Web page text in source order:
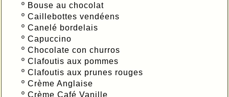
º Bouse au chocolat
º Caillebottes vendéens
º Canelé bordelais
º Capuccino
º Chocolate con churros
º Clafoutis aux pommes
º Clafoutis aux prunes rouges
º Crème Anglaise
º Crème Café Vanille